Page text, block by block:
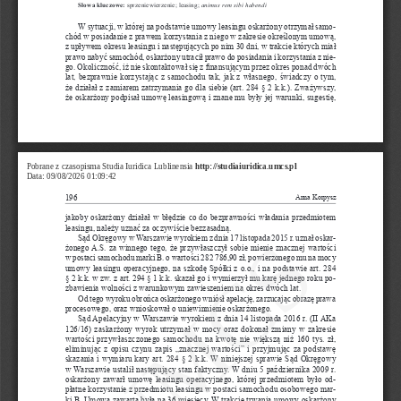
Słowa kluczowe: sprzeniewierzenie; leasing; animus rem sibi habendi
W sytuacji, w której na podstawie umowy leasingu oskarżony otrzymał samo
-
chód w posiadanie z prawem korzystania z niego w zakresie określonym umową,
z upływem okresu leasingu i następujących po nim 30 dni, w trakcie których miał
prawo nabyć samochód, oskarżony utracił prawo do posiadania i korzystania z nie-
go. Okoliczność, iż nie skontaktował się z finansującym przez okres ponad dwóch
lat, bezprawnie korzystając z samochodu tak, jak z własnego, świadczy o tym,
że działał z zamiarem zatrzymania go dla siebie (art. 284 § 2 k.k.). Zważywszy,
że oskarżony podpisał umowę leasingową i znane mu były jej warunki, sugestię,
Anna Korpysz
196
jakoby oskarżony działał w błędzie co do bezprawności władania przedmiotem
leasingu, należy uznać za oczywiście bezzasadną.
Sąd Okręgowy wWarszawie wyrokiem zdnia 17 listopada 2015 r. uznał oskar-
żonego A.S. za winnego tego, że przywłaszczył sobie mienie znacznej wartości
wpostaci samochodu marki B. o wartości 282 786,90 zł, powierzonego mu na mocy
umowy leasingu operacyjnego, na szkodę Spółki z o.o., i na podstawie art. 284
§ 2 k.k. w zw. z art. 294 § 1 k.k. skazał go i wymierzył mu karę jednego roku po-
zbawienia wolności z warunkowym zawieszeniem na okres dwóch lat.
Od tego wyroku obrońca oskarżonego wniósł apelację, zarzucając obrazę prawa
procesowego, oraz wnioskował o uniewinnienie oskarżonego.
Sąd Apelacyjny w Warszawie wyrokiem z dnia 14 listopada 2016 r. (II AKa
126/16) zaskarżony wyrok utrzymał w mocy oraz dokonał zmiany w zakresie
wartości przywłaszczonego samochodu na kwotę nie większą niż 160 tys. zł,
eliminując z opisu czynu zapis „znacznej wartości” i przyjmując za podstawę
skazania i wymiaru kary art. 284 § 2 k.k. W niniejszej sprawie Sąd Okręgowy
w Warszawie ustalił następujący stan faktyczny. W dniu 5 października 2009 r.
oskarżony zawarł umowę leasingu operacyjnego, której przedmiotem było od-
płatne korzystanie z przedmiotu leasingu w postaci samochodu osobowego mar-
ki B. Umowa zawarta była na 36 miesięcy. W trakcie trwania umowy oskarżony
Pobrane z czasopisma Studia Iuridica Lublinensia http://studiaiuridica.umcs.pl
Data: 09/08/2026 01:09:42
UMCS